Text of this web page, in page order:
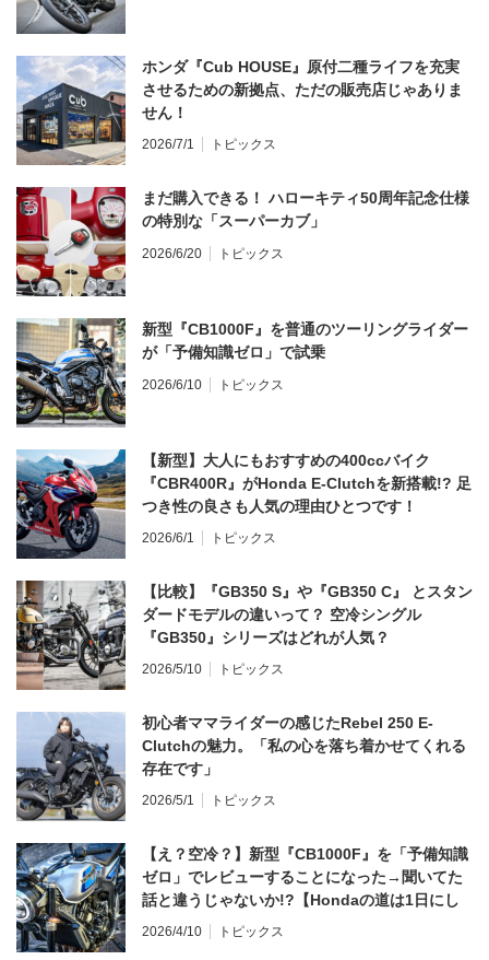
ホンダ『Cub HOUSE』原付二種ライフを充実
させるための新拠点、ただの販売店じゃありま
せん！
2026/7/1 トピックス
まだ購入できる！ ハローキティ50周年記念仕様
の特別な「スーパーカブ」
2026/6/20 トピックス
新型『CB1000F』を普通のツーリングライダー
が「予備知識ゼロ」で試乗
2026/6/10 トピックス
【新型】大人にもおすすめの400ccバイク
『CBR400R』がHonda E-Clutchを新搭載!? 足
つき性の良さも人気の理由ひとつです！
2026/6/1 トピックス
【比較】『GB350 S』や『GB350 C』 とスタン
ダードモデルの違いって？ 空冷シングル
『GB350』シリーズはどれが人気？
2026/5/10 トピックス
初心者ママライダーの感じたRebel 250 E-
Clutchの魅力。「私の心を落ち着かせてくれる
存在です」
2026/5/1 トピックス
【え？空冷？】新型『CB1000F』を「予備知識
ゼロ」でレビューすることになった→聞いてた
話と違うじゃないか!?【Hondaの道は1日にし
てならず／CB1000F ①第一印象 編】
2026/4/10 トピックス